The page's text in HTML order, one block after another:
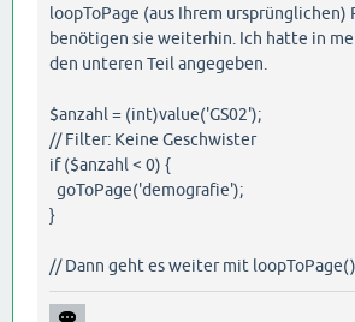
loopToPage (aus Ihrem ursprünglichen)
benötigen sie weiterhin. Ich hatte in
den unteren Teil angegeben.
$anzahl = (int)value('GS02');
// Filter: Keine Geschwister
if ($anzahl < 0) {
goToPage('demografie');
}
// Dann geht es weiter mit loopToPage()